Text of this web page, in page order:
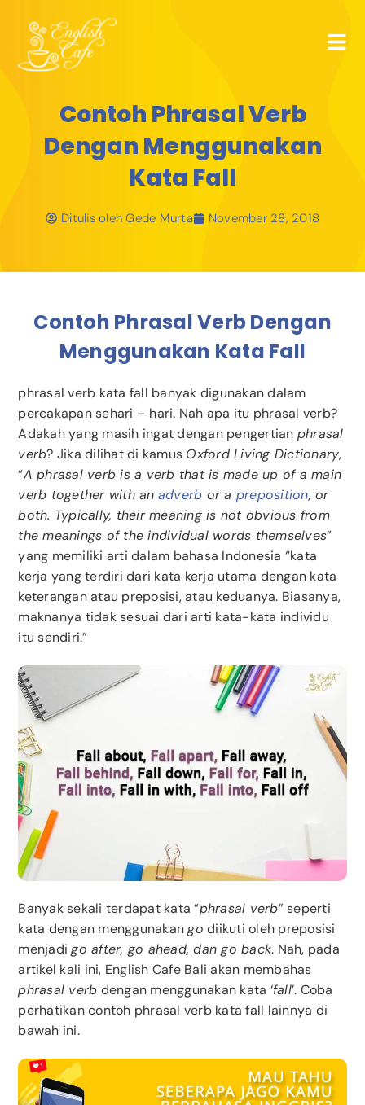
Contoh Phrasal Verb
Dengan Menggunakan
Kata Fall
Ditulis oleh Gede Murta November 28, 2018
Contoh Phrasal Verb Dengan
Menggunakan Kata Fall
phrasal verb kata fall banyak digunakan dalam
percakapan sehari – hari. Nah apa itu phrasal verb?
Adakah yang masih ingat dengan pengertian phrasal
verb? Jika dilihat di kamus Oxford Living Dictionary,
“A phrasal verb is a verb that is made up of a main
verb together with an adverb or a preposition,or
both. Typically, their meaning is not obvious from
the meanings of the individual words themselves”
yang memiliki arti dalam bahasa Indonesia “kata
kerja yang terdiri dari kata kerja utama dengan kata
keterangan atau preposisi, atau keduanya. Biasanya,
maknanya tidak sesuai dari arti kata-kata individu
itu sendiri.”
Banyak sekali terdapat kata “phrasal verb” seperti
kata dengan menggunakango diikuti oleh preposisi
menjadigo after, go ahead, dan go back. Nah, pada
artikel kali ini, English Cafe Bali akan membahas
phrasal verb dengan menggunakan kata ‘fall’. Coba
perhatikan contoh phrasal verb kata fall lainnya di
bawah ini.